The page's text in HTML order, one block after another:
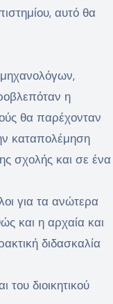
αυτό θα
η
θα παρέχονταν
καταπολέμηση
σχολής και σε ένα
για τα ανώτερα
και η αρχαία και
διδασκαλία
του διοικητικού